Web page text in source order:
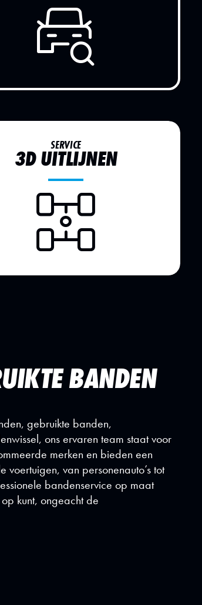
SERVICE
3D UITLIJNEN
BANDEN
gebruikte banden,
ons ervaren team staat voor
merken en bieden een
van personenauto’s tot
bandenservice op maat
kunt, ongeacht de